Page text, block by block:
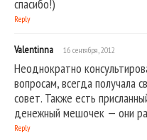
спасибо!)
Reply
Valentinna 16 сентября, 2012
Неоднократно
вопросам, всегда получала
совет. Также есть
денежный мешочек — они
Reply